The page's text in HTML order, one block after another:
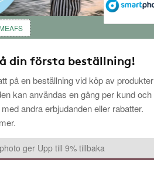
din första beställning!
på en beställning vid köp av produkter
kan användas en gång per kund och
andra erbjudanden eller rabatter.
ger Upp till 9% tillbaka